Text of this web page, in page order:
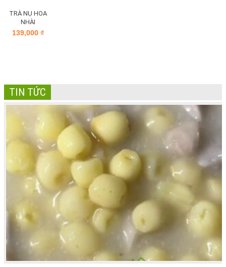
TRÀ NỤ HOA
NHÀI
139,000₫
TIN TỨC